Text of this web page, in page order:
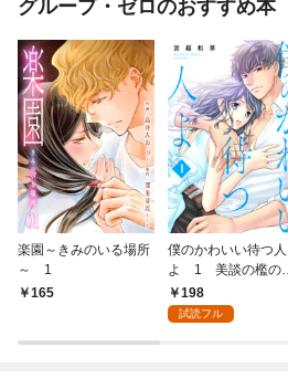
グループ・ゼロのおすすめ本
楽園～きみのいる場所
～ 1
165
僕のかわいい待つ人
よ 1 美談の檻のな
か198
試読フル